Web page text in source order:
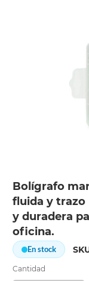
Bolígrafo
fluida y trazo
y duradera
oficina.
En stock
Cantidad